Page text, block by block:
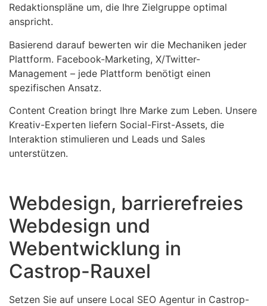
Redaktionspläne um, die Ihre Zielgruppe optimal
anspricht.
Basierend darauf bewerten wir die Mechaniken jeder
Plattform. Facebook-Marketing, X/Twitter-
Management – jede Plattform benötigt einen
spezifischen Ansatz.
Content Creation bringt Ihre Marke zum Leben. Unsere
Kreativ-Experten liefern Social-First-Assets, die
Interaktion stimulieren und Leads und Sales
unterstützen.
Webdesign, barrierefreies
Webdesign und
Webentwicklung in
Castrop-Rauxel
Setzen Sie auf unsere Local SEO Agentur in Castrop-